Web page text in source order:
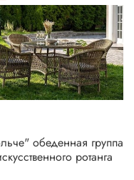
обеденная группа
ротанга